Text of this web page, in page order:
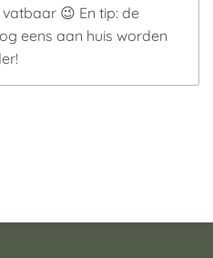
😉 En tip: de
eens aan huis worden